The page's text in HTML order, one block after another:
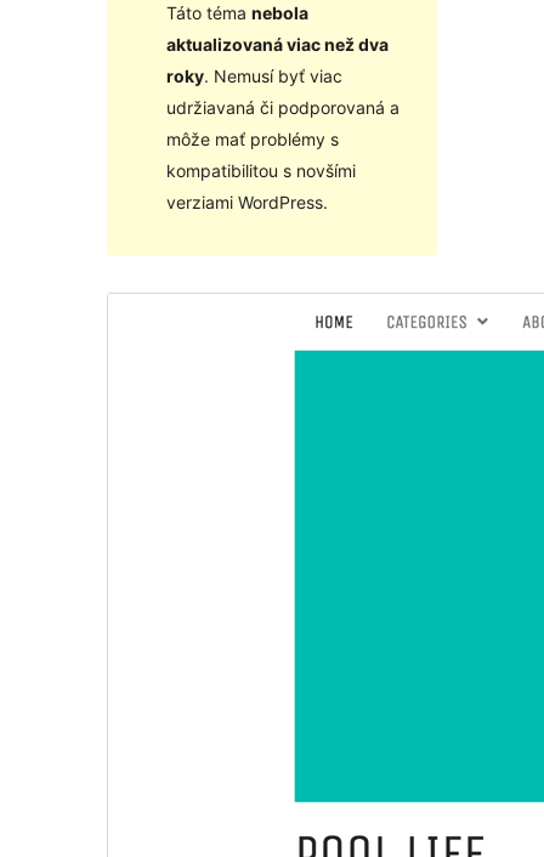
Táto téma nebola
aktualizovaná viac než dva
roky. Nemusí byť viac
udržiavaná či podporovaná a
môže mať problémy s
kompatibilitou s novšími
verziami WordPress.